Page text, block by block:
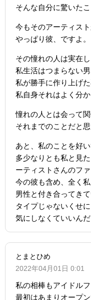
そんな自分に驚いたこ
今もそのアーティスト
やっぱり彼、ですよ。
その憧れの人は実在し
私生活はつまらない
私が勝手に作り上げ
私自身それはよく分
憧れの人とは会って
それまでのことだと思
あと、私のことを好
多少なりとも私と見
ーティストさんのフ
今の彼も含め、全く
男性と付き合ってきて
タイプじゃないくせ
気にしなくていいんだ
とまとひめ
2022年04月01日 0:01
私の相棒もアイドルフ
最初はあまりオープ